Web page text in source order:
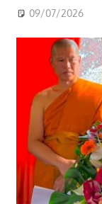
09/07/2026